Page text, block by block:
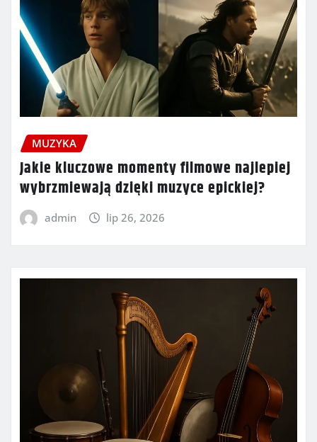
MUZYKA
Jakie kluczowe momenty filmowe najlepiej
wybrzmiewają dzięki muzyce epickiej?
admin lip 26, 2026